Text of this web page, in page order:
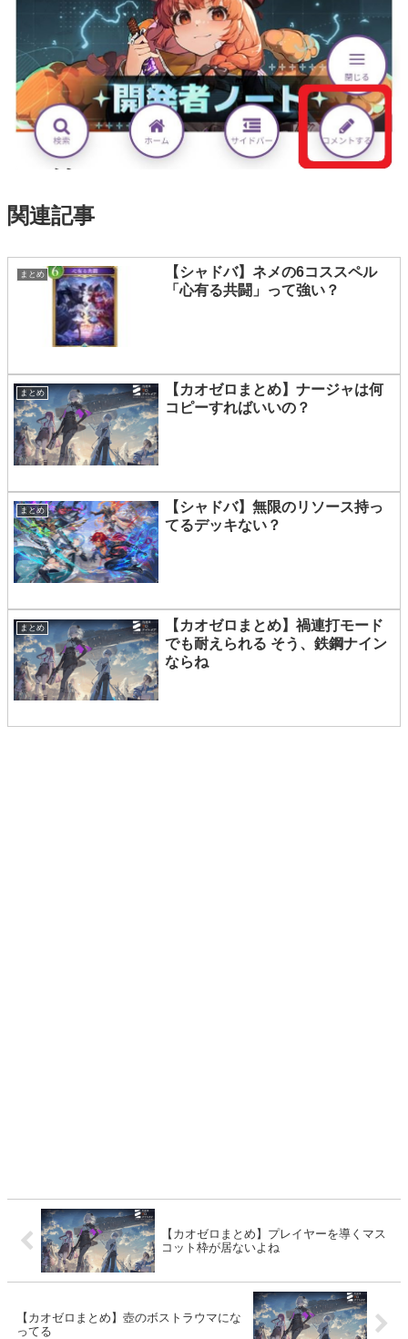
関連記事
まとめ
【シャドバ】ネメの6コススペル
「心有る共闘」って強い？
まとめ
【カオゼロまとめ】ナージャは何
コピーすればいいの？
まとめ
【シャドバ】無限のリソース持っ
てるデッキない？
まとめ
【カオゼロまとめ】禍連打モード
でも耐えられる そう、鉄鋼ナイン
ならね
【カオゼロまとめ】プレイヤーを導くマス
コット枠が居ないよね
【カオゼロまとめ】壺のボストラウマにな
ってる